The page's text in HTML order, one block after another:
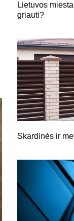
Lietuvos
griauti?
Skardinės ir